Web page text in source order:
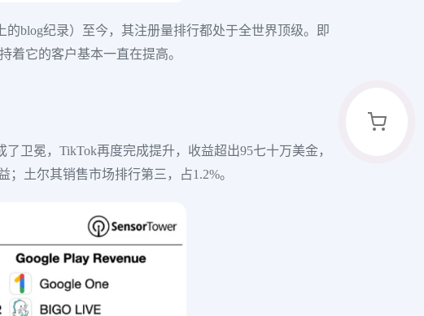
的blog纪录）至今，其注册量排行都处于全世界顶级。即
着它的客户基本一直在提高。
卫冕，TikTok再度完成提升，收益超出95七十万美金，
土尔其销售市场排行第三，占1.2%。